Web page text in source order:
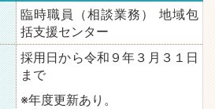
臨時職員（相談業務） 地域包
括支援センター
採用日から令和９年３月３１日
まで
※年度更新あり。